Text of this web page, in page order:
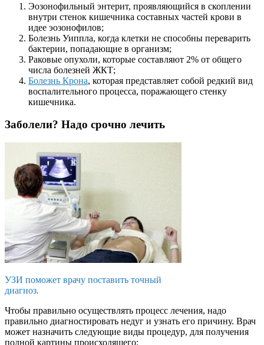
Эозонофильный энтерит, проявляющийся в скоплении
внутри стенок кишечника составных частей крови в
идее эозонофилов;
Болезнь Уиппла, когда клетки не способны переварить
бактерии, попадающие в организм;
Раковые опухоли, которые составляют 2% от общего
числа болезней ЖКТ;
Болезнь Крона, которая представляет собой редкий вид
воспалительного процесса, поражающего стенку
кишечника.
Заболели? Надо срочно лечить
УЗИ поможет врачу поставить точный
диагноз.
Чтобы правильно осуществлять процесс лечения, надо
правильно диагностировать недуг и узнать его причину. Врач
может назначить следующие виды процедур, для получения
полной картины происходящего: